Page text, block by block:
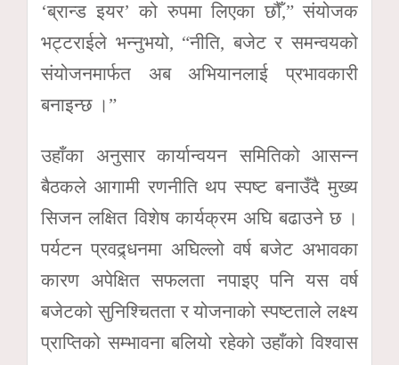
‘ब्रान्ड इयर’ को रुपमा लिएका छौँ,” संयोजक
भट्टराईले भन्नुभयो, “नीति, बजेट र समन्वयको
संयोजनमार्फत अब अभियानलाई प्रभावकारी
बनाइन्छ ।”
उहाँका अनुसार कार्यान्वयन समितिको आसन्न
बैठकले आगामी रणनीति थप स्पष्ट बनाउँदै मुख्य
सिजन लक्षित विशेष कार्यक्रम अघि बढाउने छ ।
पर्यटन प्रवद्र्धनमा अघिल्लो वर्ष बजेट अभावका
कारण अपेक्षित सफलता नपाइए पनि यस वर्ष
बजेटको सुनिश्चितता र योजनाको स्पष्टताले लक्ष्य
प्राप्तिको सम्भावना बलियो रहेको उहाँको विश्वास